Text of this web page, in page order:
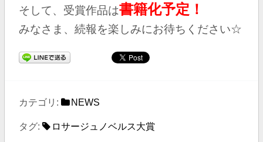
そして、受賞作品は書籍化予定！
みなさま、続報を楽しみにお待ちください☆
カテゴリ: NEWS
タグ: ロサージュノベルス大賞